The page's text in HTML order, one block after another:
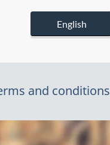
English
and conditions